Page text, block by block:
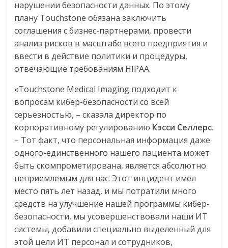
нарушении безопасности данных. По этому
плану Touchstone обязана заключить
соглашения с бизнес-партнерами, провести
анализ рисков в масштабе всего предприятия и
ввести в действие политики и процедуры,
отвечающие требованиям HIPAA.
«Touchstone Medical Imaging подходит к
вопросам кибер-безопасности со всей
серьезностью, – сказала директор по
корпоративному регулированию Кэсси Селлерс.
– Тот факт, что персональная информация даже
одного-единственного нашего пациента может
быть скомпрометирована, является абсолютно
неприемлемым для нас. Этот инцидент имел
место пять лет назад, и мы потратили много
средств на улучшение нашей программы кибер-
безопасности, мы усовершенствовали наши ИТ
системы, добавили специально выделенный для
этой цели ИТ персонал и сотрудников,